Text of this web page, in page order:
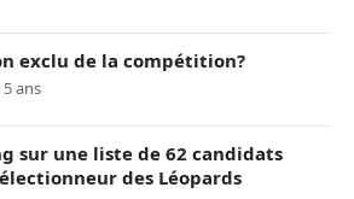
exclu de la compétition?
5 ans
sur une liste de 62 candidats
des Léopards